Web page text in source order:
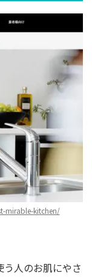
mirable-kitchen/
人のお肌にやさ